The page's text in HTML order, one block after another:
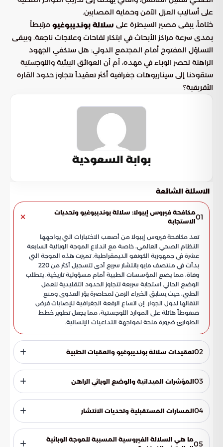
على أساليب العزل الآمن وحماية المصابين.
ختاماً، يبقى مصير السيطرة على سلالة بونديبوغيو مرتبطاً
بمدى سرعة مراكز الأبحاث في ابتكار لقاحات وعلاجات ناجعة. ويبقى
التساؤل المفتوح أمام المجتمع الدولي: هل ستكفي الجهود
الراهنة لحصر الوباء في مهده، أم أن العوائق البيئية واللوجستية
ستقودنا إلى سيناريوهات جغرافية أكثر تعقيداً تتجاوز حدود القارة
الأفريقية؟
بوابة السعودية
الاسئلة الشائعة
01مكافحة فيروس إيبولا: سلالة بونديبوغيو وتحديات
الاستجابة
تعد مكافحة فيروس إيبولا من أصعب الاختبارات التي يواجهها
النظام الصحي العالمي، خاصة مع اندلاع الموجة الوبائية السابعة
عشرة في جمهورية الكونغو الديمقراطية. تميزت هذه الموجة التي
بدأت في منتصف مايو بانتشار سريع أدى لتسجيل أكثر من 220
وفاة، مما يضع المؤسسات الطبية أمام مسؤولية تاريخية. يتطلب
الوضع الحالي استجابة سريعة تتجاوز الحدود التقليدية للعمل
الطبي، حيث يسابق الخبراء الزمن لمحاصرة بؤر العدوى ومنع
انتقالها لدول الجوار. إن اتساع الرقعة الجغرافية للإصابات فرض
ضغوطاً هائلة على الموارد اللوجستية، مما يجعل تطوير خطط
الطوارئ ضرورة ملحة لمواجهة التداعيات الإنسانية.
02تعقيدات سلالة بونديبوغيو والعقبات الطبية
تكتسب هذه الموجة خطورتها من انتشار سلالة "بونديبوغيو"، وهي
فصيل فيروسي يتسم بخصائص بيولوجية تجعل محاصرته معقدة
للغاية. تواجه الفرق الميدانية تحديات جوهرية تعرقل جهود الاحتواء،
تحديداً، مما يقلل فرص الوقاية الاستباقية. كما تفتقر البروتوكولات
السريرية المتاحة إلى عقاقير فعالة قادرة على شل نشاط الفيروس أو
تقليل معدلات الوفيات بشكل ملموس. إضافة إلى ذلك، يعاني
المختبرات، مما يؤخر ظهور النتائج ويعطل إجراءات العزل الفوري
03المؤشرات الميدانية والوضع الوبائي الراهن
أعلنت منظمة الصحة العالمية حالة الطوارئ الدولية لتعزيز
التنسيق العالمي نتيجة تسارع الأحداث. ووفقاً للمؤشرات الصحية،
فإن الفجوة بين الاحتياجات الميدانية والموارد المتاحة لا تزال
العاجل للمناطق المنكوبة والحد من انتشار الفيروس.
04المسارات المستقبلية وتحديات الانتشار
تشير البيانات الصحية الرسمية إلى أن منحنى الإصابات لا يزال في
تصاعد مستمر، حيث ارتفعت حصيلة الوفيات مؤخراً. هذا المؤشر
05ما هي السلالة الفيروسية المسببة للموجة الوبائية